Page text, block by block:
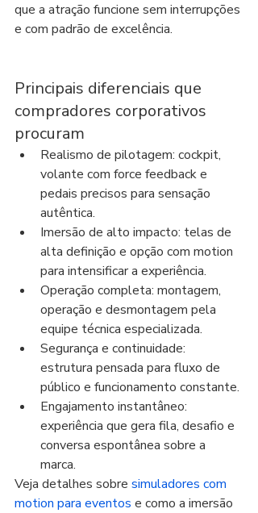
que a atração funcione sem interrupções
e com padrão de excelência.
Principais diferenciais que
compradores corporativos
procuram
Realismo de pilotagem: cockpit,
volante com force feedback e
pedais precisos para sensação
autêntica.
Imersão de alto impacto: telas de
alta definição e opção com motion
para intensificar a experiência.
Operação completa: montagem,
operação e desmontagem pela
equipe técnica especializada.
Segurança e continuidade:
estrutura pensada para fluxo de
público e funcionamento constante.
Engajamento instantâneo:
experiência que gera fila, desafio e
conversa espontânea sobre a
marca.
Veja detalhes sobre simuladores com
motion para eventos e como a imersão